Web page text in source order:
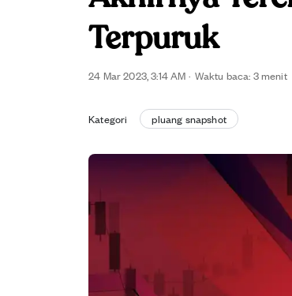
Terpuruk
24 Mar 2023, 3:14 AM · Waktu baca: 3 menit
Kategori pluang snapshot